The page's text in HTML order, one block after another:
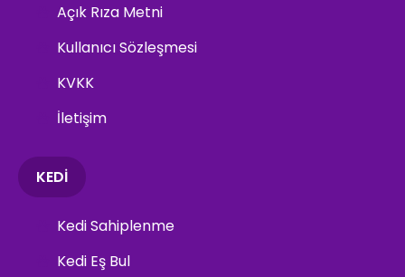
Açık Rıza Metni
Kullanıcı Sözleşmesi
KVKK
İletişim
KEDİ
Kedi Sahiplenme
Kedi Eş Bul